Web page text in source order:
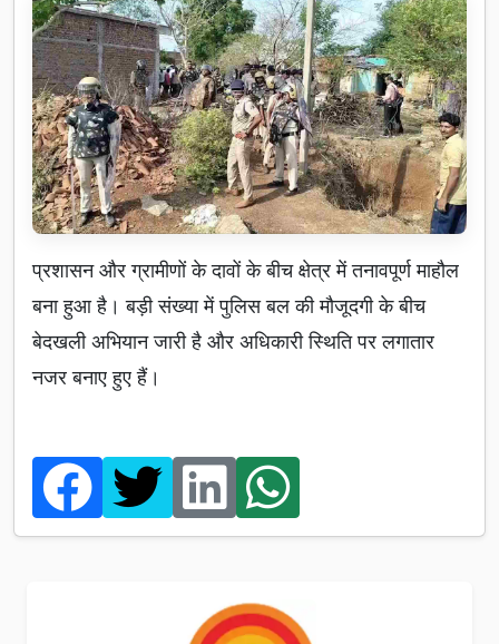
प्रशासन और ग्रामीणों के दावों के बीच क्षेत्र में तनावपूर्ण माहौल
बना हुआ है। बड़ी संख्या में पुलिस बल की मौजूदगी के बीच
बेदखली अभियान जारी है और अधिकारी स्थिति पर लगातार
नजर बनाए हुए हैं।